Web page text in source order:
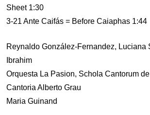
Sheet 1:30
3-21 Ante Caifás = Before Caiaphas 1:44
Reynaldo González-Fernandez, Luciana
Ibrahim
Orquesta La Pasion, Schola Cantorum
Cantoria Alberto Grau
Maria Guinand